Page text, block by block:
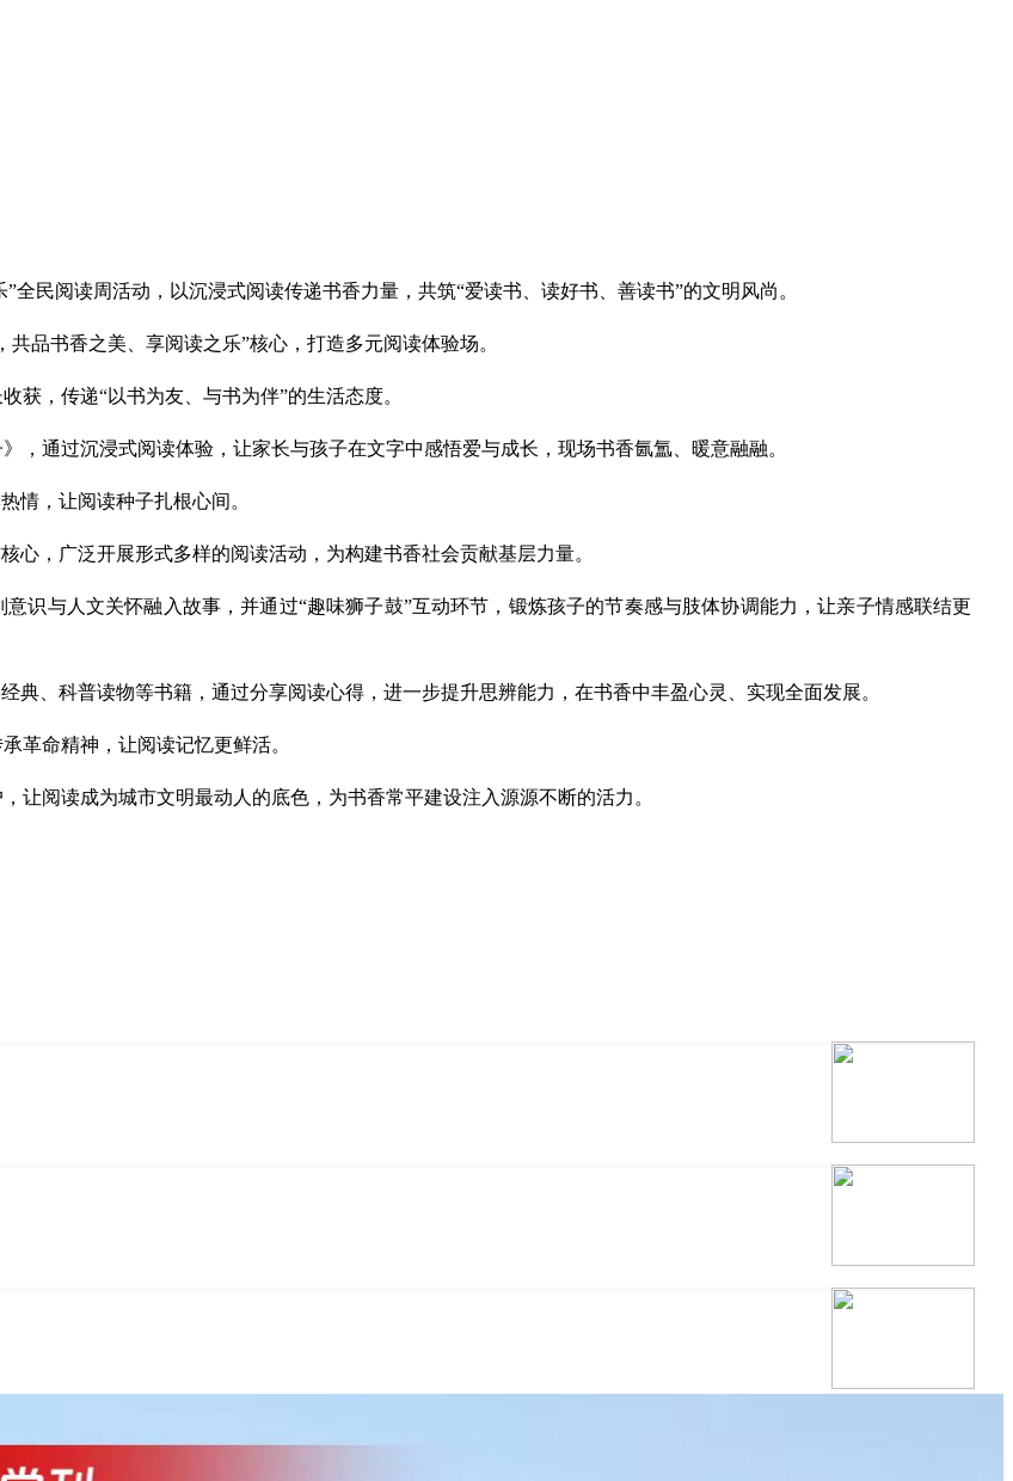
全民阅读周活动，以沉浸式阅读传递书香力量，共筑“爱读书、读好书、善读书”的文明风尚。
品书香之美、享阅读之乐”核心，打造多元阅读体验场。
获，传递“以书为友、与书为伴”的生活态度。
，通过沉浸式阅读体验，让家长与孩子在文字中感悟爱与成长，现场书香氤氲、暖意融融。
情，让阅读种子扎根心间。
心，广泛开展形式多样的阅读活动，为构建书香社会贡献基层力量。
识与人文关怀融入故事，并通过“趣味狮子鼓”互动环节，锻炼孩子的节奏感与肢体协调能力，让亲子情感联结更
典、科普读物等书籍，通过分享阅读心得，进一步提升思辨能力，在书香中丰盈心灵、实现全面发展。
革命精神，让阅读记忆更鲜活。
让阅读成为城市文明最动人的底色，为书香常平建设注入源源不断的活力。